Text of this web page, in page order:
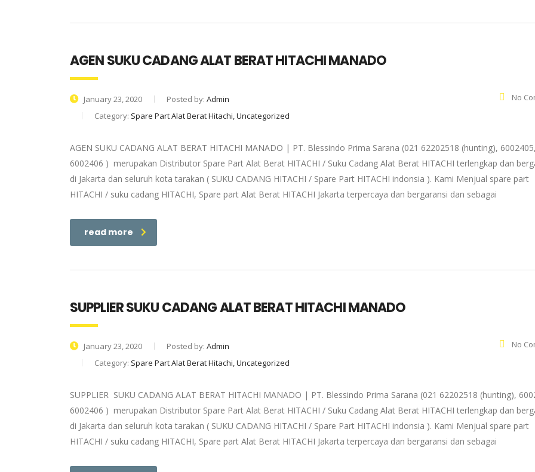
AGEN SUKU CADANG ALAT BERAT HITACHI MANADO
January 23, 2020 Posted by: Admin
Category: Spare Part Alat Berat Hitachi, Uncategorized
No
AGEN SUKU CADANG ALAT BERAT HITACHI MANADO | PT. Blessindo Prima Sarana (021 62202518 (hunting), 6002405,
6002406 ) merupakan Distributor Spare Part Alat Berat HITACHI / Suku Cadang Alat Berat HITACHI terlengkap dan
di Jakarta dan seluruh kota tarakan ( SUKU CADANG HITACHI / Spare Part HITACHI indonsia ). Kami Menjual spare part
HITACHI / suku cadang HITACHI, Spare part Alat Berat HITACHI Jakarta terpercaya dan bergaransi dan sebagai
read more
SUPPLIER SUKU CADANG ALAT BERAT HITACHI MANADO
January 23, 2020 Posted by: Admin
Category: Spare Part Alat Berat Hitachi, Uncategorized
No
SUPPLIER SUKU CADANG ALAT BERAT HITACHI MANADO | PT. Blessindo Prima Sarana (021 62202518 (hunting),
6002406 ) merupakan Distributor Spare Part Alat Berat HITACHI / Suku Cadang Alat Berat HITACHI terlengkap dan
di Jakarta dan seluruh kota tarakan ( SUKU CADANG HITACHI / Spare Part HITACHI indonsia ). Kami Menjual spare part
HITACHI / suku cadang HITACHI, Spare part Alat Berat HITACHI Jakarta terpercaya dan bergaransi dan sebagai